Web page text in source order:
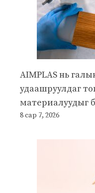
AIMPLAS нь
удаашруулдаг
материалуудыг
8 сар 7, 2026